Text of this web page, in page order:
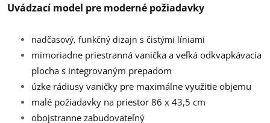
Uvádzací model pre moderné požiadavky
nadčasový, funkčný dizajn s čistými líniami
mimoriadne priestranná vanička a veľká odkvapkávacia
plocha s integrovaným prepadom
úzke rádiusy vaničky pre maximálne využitie objemu
malé požiadavky na priestor 86 x 43,5 cm
obojstranne zabudovateľný